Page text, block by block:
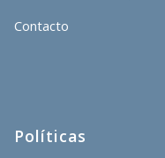
Contacto
Políticas